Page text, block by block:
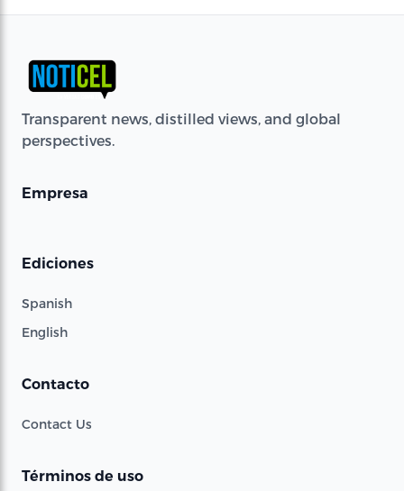
Transparent news, distilled views, and global
perspectives.
Empresa
Ediciones
Spanish
English
Contacto
Contact Us
Términos de uso